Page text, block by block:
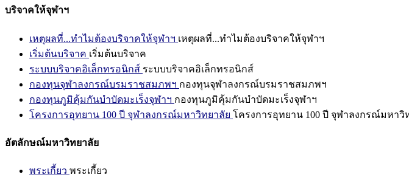
บริจาคให้จุฬาฯ
เหตุผลที่...ทำไมต้องบริจาคให้จุฬาฯ เหตุผลที่...ทำไมต้องบริจาคให้จุฬาฯ
เริ่มต้นบริจาค เริ่มต้นบริจาค
ระบบบริจาคอิเล็กทรอนิกส์ ระบบบริจาคอิเล็กทรอนิกส์
กองทุนจุฬาลงกรณ์บรมราชสมภพฯ กองทุนจุฬาลงกรณ์บรมราชสมภพฯ
กองทุนภูมิคุ้มกันบำบัดมะเร็งจุฬาฯ กองทุนภูมิคุ้มกันบำบัดมะเร็งจุฬาฯ
โครงการอุทยาน 100 ปี จุฬาลงกรณ์มหาวิทยาลัย โครงการอุทยาน 100 ปี จุฬาลงกรณ์มหาวิ
อัตลักษณ์มหาวิทยาลัย
พระเกี้ยว พระเกี้ยว